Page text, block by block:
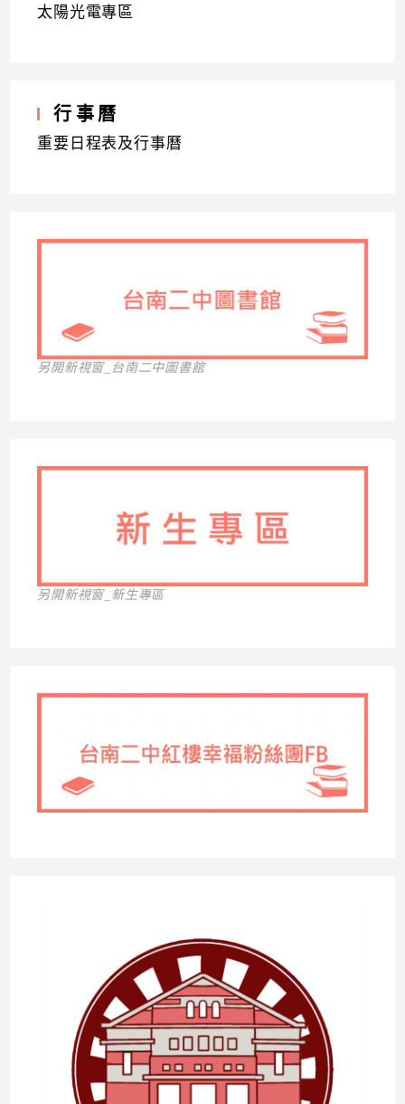
太陽光電專區
行事曆
重要日程表及行事曆
另開新視窗_台南二中圖書館
另開新視窗_新生專區